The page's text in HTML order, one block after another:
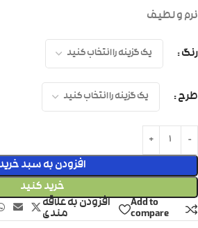
نرم و لطیف
رنگ
طرح
افزودن به سبد خرید
خرید کنید
Add to
compare
افزودن به علاقه
مندی